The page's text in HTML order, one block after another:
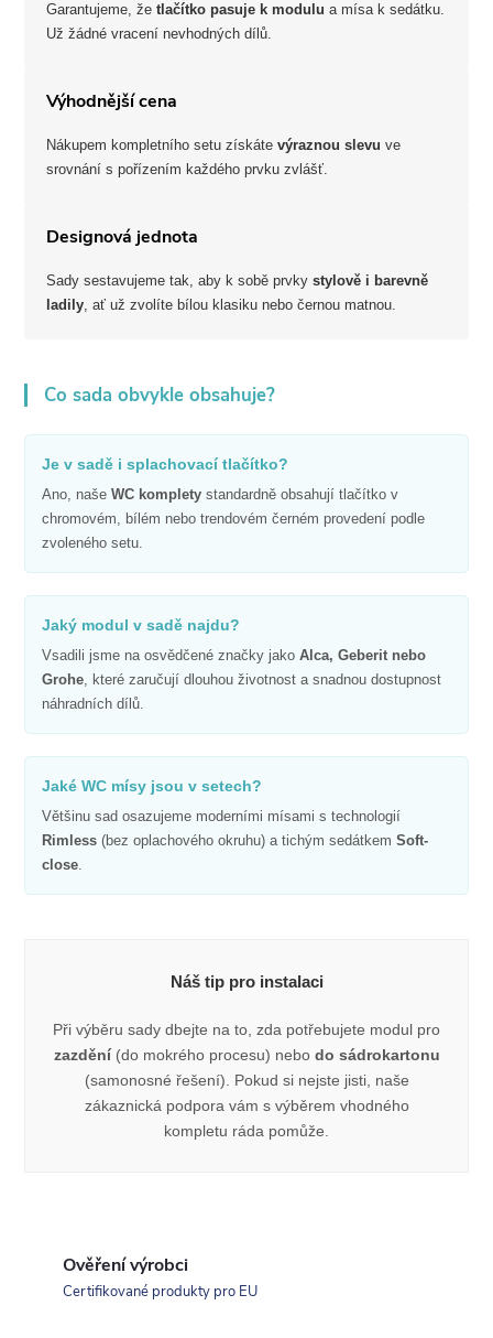
Garantujeme, že tlačítko pasuje k modulu a mísa k sedátku.
Už žádné vracení nevhodných dílů.
Výhodnější cena
Nákupem kompletního setu získáte výraznou slevu ve
srovnání s pořízením každého prvku zvlášť.
Designová jednota
Sady sestavujeme tak, aby k sobě prvky stylově i barevně
ladily, ať už zvolíte bílou klasiku nebo černou matnou.
Co sada obvykle obsahuje?
Je v sadě i splachovací tlačítko?
Ano, naše WC komplety standardně obsahují tlačítko v
chromovém, bílém nebo trendovém černém provedení podle
zvoleného setu.
Jaký modul v sadě najdu?
Vsadili jsme na osvědčené značky jako Alca, Geberit nebo
Grohe, které zaručují dlouhou životnost a snadnou dostupnost
náhradních dílů.
Jaké WC mísy jsou v setech?
Většinu sad osazujeme moderními mísami s technologií
Rimless (bez oplachového okruhu) a tichým sedátkem Soft-
close.
Náš tip pro instalaci
Při výběru sady dbejte na to, zda potřebujete modul pro
zazdění(do mokrého procesu) nebo do sádrokartonu
(samonosné řešení). Pokud si nejste jisti, naše
zákaznická podpora vám s výběrem vhodného
kompletu ráda pomůže.
Ověření výrobci
Certifikované produkty pro EU